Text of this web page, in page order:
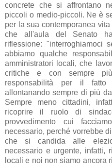
concrete che si affrontano
piccoli o medio-piccoli. Ne è
per la sua contemporanea
che all'aula del Senato
riflessione: "interroghiamoci
abbiamo qualche
amministratori locali, che
critiche e con sempre
responsabilità per il
allontanando sempre di più
Sempre meno cittadini,
ricoprire il ruolo di
provvedimento cui
necessario, perché vorrebbe
che si candida alle
necessario e urgente, infatti,
locali e noi non siamo ancora